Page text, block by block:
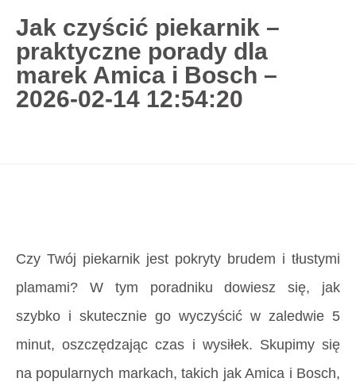
727 775 478
blisco.pl Poradnik
Jak czyścić piekarnik –
praktyczne porady dla marek Amica i Bosch –
Jak czyścić piekarnik –
praktyczne porady dla
marek Amica i Bosch –
2026-02-14 12:54:20
Czy Twój piekarnik jest pokryty brudem i tłustymi
plamami? W tym poradniku dowiesz się, jak
szybko i skutecznie go wyczyścić w zaledwie 5
minut, oszczędzając czas i wysiłek. Skupimy się
na popularnych markach, takich jak Amica i Bosch,